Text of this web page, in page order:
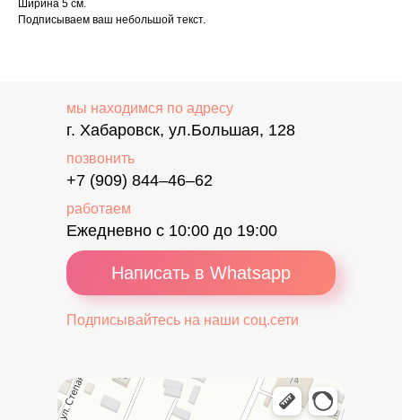
Ширина 5 см.
Подписываем ваш небольшой текст.
+7 (909) 844–46–62
позвонить
работаем
мы находимся по адресу
г. Хабаровск, ул.Большая, 128
Ежедневно с 10:00 до 19:00
Подписывайтесь на наши соц.сети
Написать в Whatsapp